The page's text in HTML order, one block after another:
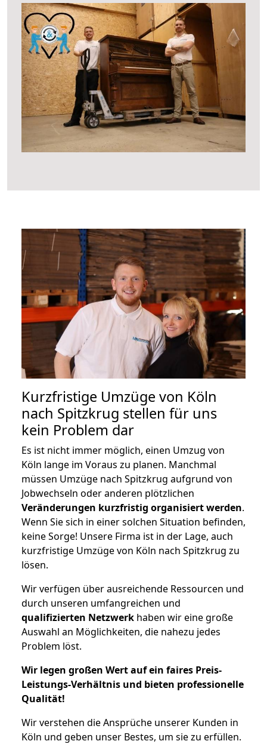
Kurzfristige Umzüge von Köln
nach Spitzkrug stellen für uns
kein Problem dar
Es ist nicht immer möglich, einen Umzug von
Köln lange im Voraus zu planen. Manchmal
müssen Umzüge nach Spitzkrug aufgrund von
Jobwechseln oder anderen plötzlichen
Veränderungen kurzfristig organisiert werden.
Wenn Sie sich in einer solchen Situation befinden,
keine Sorge! Unsere Firma ist in der Lage, auch
kurzfristige Umzüge von Köln nach Spitzkrug zu
lösen.
Wir verfügen über ausreichende Ressourcen und
durch unseren umfangreichen und
qualifizierten Netzwerk haben wir eine große
Auswahl an Möglichkeiten, die nahezu jedes
Problem löst.
Wir legen großen Wert auf ein faires Preis-
Leistungs-Verhältnis und bieten professionelle
Qualität!
Wir verstehen die Ansprüche unserer Kunden in
Köln und geben unser Bestes, um sie zu erfüllen.